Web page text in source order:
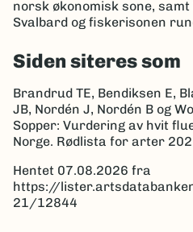
norsk økonomisk sone,
Svalbard og fiskerisonen
Siden siteres som
Brandrud TE, Bendiksen E,
JB, Nordén J, Nordén B og
Sopper: Vurdering av hvit
Norge. Rødlista for arter
Hentet 07.08.2026 fra
https://
21/12844